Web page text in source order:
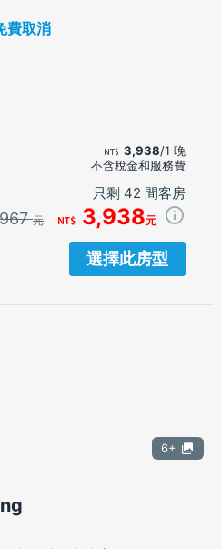
費取消
3,938/1 晚
不含稅金和服務費
只剩 42 間客房
元 3,938元
選擇此房型
6+